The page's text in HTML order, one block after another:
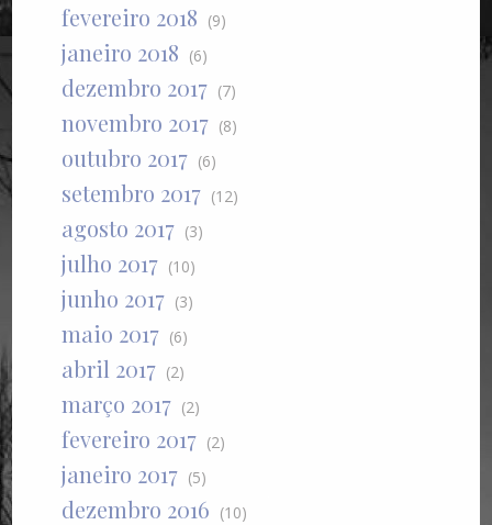
fevereiro 2018 (9)
janeiro 2018 (6)
dezembro 2017 (7)
novembro 2017 (8)
outubro 2017 (6)
setembro 2017 (12)
agosto 2017 (3)
julho 2017 (10)
junho 2017 (3)
maio 2017 (6)
abril 2017 (2)
março 2017 (2)
fevereiro 2017 (2)
janeiro 2017 (5)
dezembro 2016 (10)